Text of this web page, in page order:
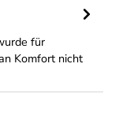
für
Komfort nicht